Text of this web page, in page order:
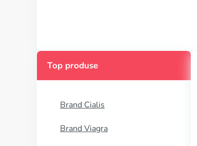
Top produse
Brand Cialis
Brand Viagra